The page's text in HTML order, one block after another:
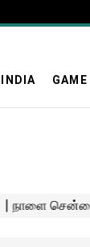
INDIA GAME